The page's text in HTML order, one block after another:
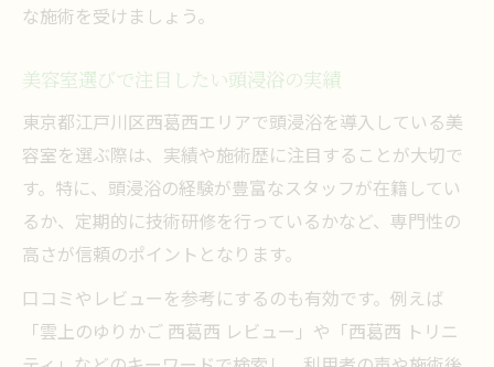
な施術を受けましょう。
美容室選びで注目したい頭浸浴の実績
東京都江戸川区西葛西エリアで頭浸浴を導入している美
容室を選ぶ際は、実績や施術歴に注目することが大切で
す。特に、頭浸浴の経験が豊富なスタッフが在籍してい
るか、定期的に技術研修を行っているかなど、専門性の
高さが信頼のポイントとなります。
口コミやレビューを参考にするのも有効です。例えば
「雲上のゆりかご 西葛西 レビュー」や「西葛西 トリニ